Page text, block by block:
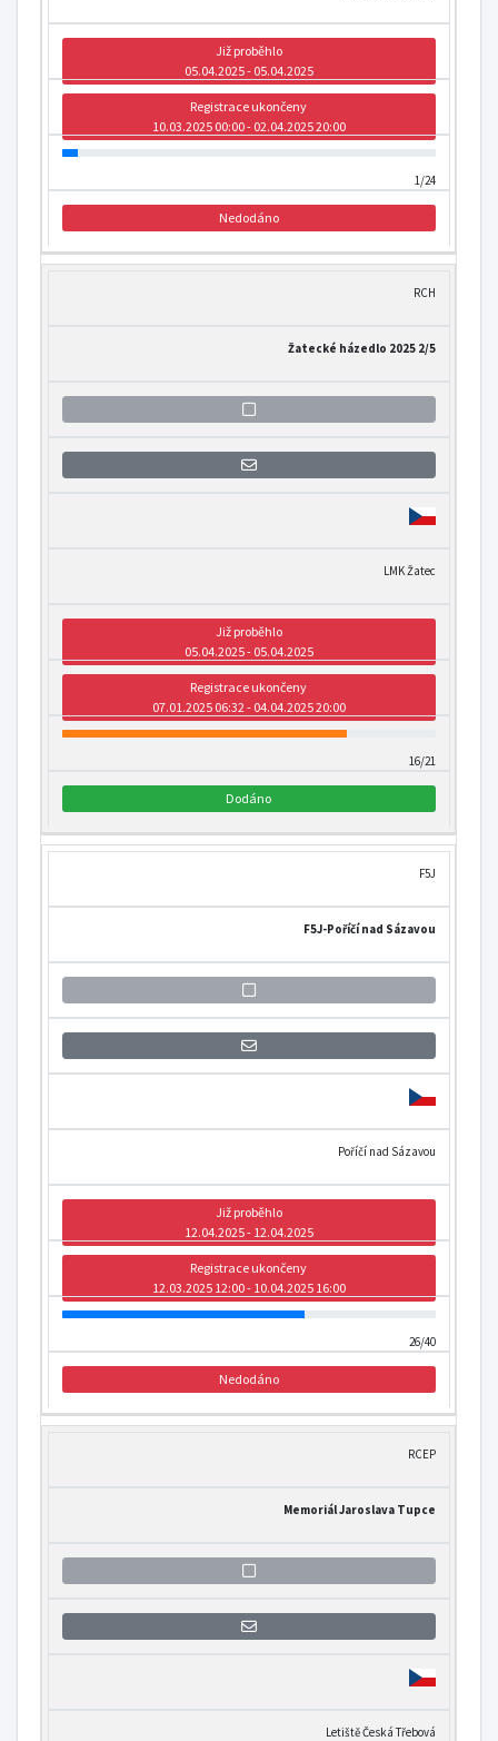
Již proběhlo
05.04.2025 - 05.04.2025
Registrace ukončeny
10.03.2025 00:00 - 02.04.2025 20:00
1/24
Nedodáno
RCH
Žatecké házedlo 2025 2/5
Přihlášení se k informaci o otevření
LMK Žatec
Již proběhlo
05.04.2025 - 05.04.2025
Registrace ukončeny
07.01.2025 06:32 - 04.04.2025 20:00
16/21
Dodáno
F5J
F5J-Poříčí nad Sázavou
Přihlášení se k informaci o otevření
Poříčí nad Sázavou
Již proběhlo
12.04.2025 - 12.04.2025
Registrace ukončeny
12.03.2025 12:00 - 10.04.2025 16:00
26/40
Nedodáno
RCEP
Memoriál Jaroslava Tupce
Přihlášení se k informaci o otevření
Letiště Česká Třebová